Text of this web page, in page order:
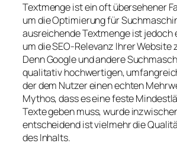
Textmenge ist ein oft übersehener
um die Optimierung für
ausreichende Textmenge ist jedoch
um die SEO-Relevanz Ihrer Website
Denn Google und andere
qualitativ hochwertigen,
der dem Nutzer einen echten
Mythos, dass es eine feste
Texte geben muss, wurde
entscheidend ist vielmehr die
des Inhalts.